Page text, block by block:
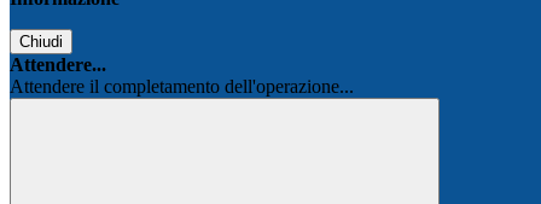
Chiudi
Attendere...
Attendere il completamento dell'operazione...